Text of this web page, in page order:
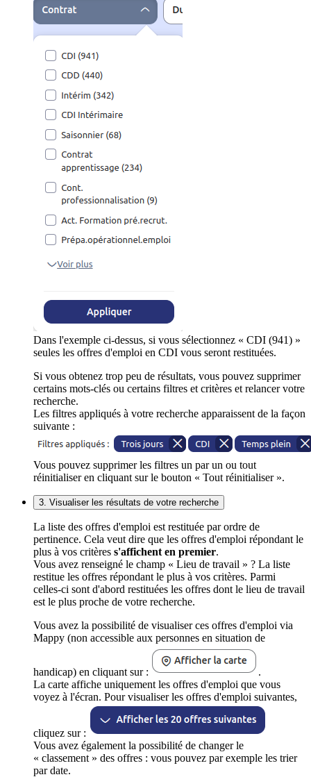
Dans l'exemple ci-dessus, si vous sélectionnez « CDI (941) »
seules les offres d'emploi en CDI vous seront restituées.
Si vous obtenez trop peu de résultats, vous pouvez supprimer
certains mots-clés ou certains filtres et critères et relancer votre
recherche.
Les filtres appliqués à votre recherche apparaissent de la façon
suivante :
Vous pouvez supprimer les filtres un par un ou tout
réinitialiser en cliquant sur le bouton « Tout réinitialiser ».
3. Visualiser les résultats de votre recherche
La liste des offres d'emploi est restituée par ordre de
pertinence. Cela veut dire que les offres d'emploi répondant le
plus à vos critères s'affichent en premier.
Vous avez renseigné le champ « Lieu de travail » ? La liste
restitue les offres répondant le plus à vos critères. Parmi
celles-ci sont d'abord restituées les offres dont le lieu de travail
est le plus proche de votre recherche.
Vous avez la possibilité de visualiser ces offres d'emploi via
Mappy (non accessible aux personnes en situation de
handicap) en cliquant sur :
.
La carte affiche uniquement les offres d'emploi que vous
voyez à l'écran. Pour visualiser les offres d'emploi suivantes,
cliquez sur :
Vous avez également la possibilité de changer le
« classement » des offres : vous pouvez par exemple les trier
par date.